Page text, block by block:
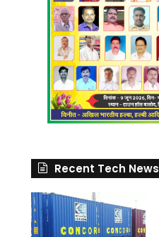
Recent Tech News